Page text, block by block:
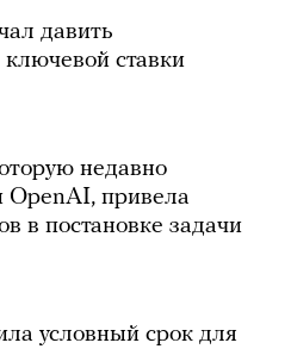
давить
ставки
недавно
привела
в постановке задачи
условный срок для